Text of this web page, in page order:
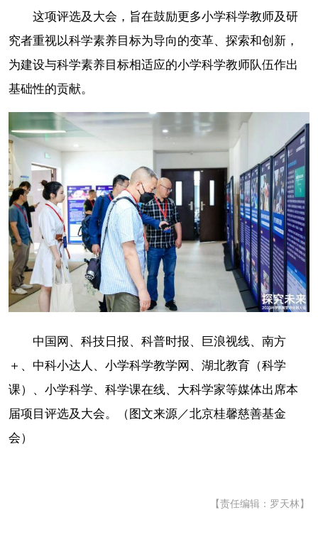
这项评选及大会，旨在鼓励更多小学科学教师及研
究者重视以科学素养目标为导向的变革、探索和创新，
为建设与科学素养目标相适应的小学科学教师队伍作出
基础性的贡献。
中国网、科技日报、科普时报、巨浪视线、南方
＋、中科小达人、小学科学教学网、湖北教育（科学
课）、小学科学、科学课在线、大科学家等媒体出席本
届项目评选及大会。（图文来源／北京桂馨慈善基金
会）
【责任编辑：罗天林】